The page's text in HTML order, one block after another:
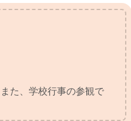
た、学校行事の参観で